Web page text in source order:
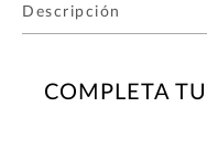
Descripción
COMPLETA